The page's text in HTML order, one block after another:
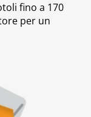
fino a 170
per un